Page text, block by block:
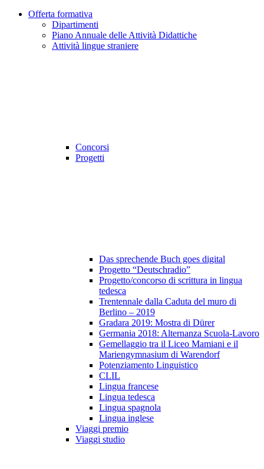
Offerta formativa
Dipartimenti
Piano Annuale delle Attività Didattiche
Attività lingue straniere
Concorsi
Progetti
Das sprechende Buch goes digital
Progetto “Deutschradio”
Progetto/concorso di scrittura in lingua
tedesca
Trentennale dalla Caduta del muro di
Berlino – 2019
Gradara 2019: Mostra di Dürer
Germania 2018: Alternanza Scuola-Lavoro
Gemellaggio tra il Liceo Mamiani e il
Mariengymnasium di Warendorf
Potenziamento Linguistico
CLIL
Lingua francese
Lingua tedesca
Lingua spagnola
Lingua inglese
Viaggi premio
Viaggi studio